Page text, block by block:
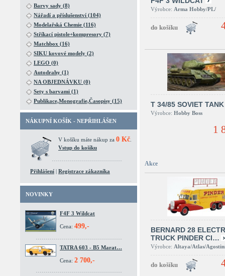
Barvy sady (8)
Nářadí a příslušenství (104)
Modelařská Chemie (116)
Stříkací pistole+kompresory (7)
Matchbox (16)
SIKU kovové modely (2)
LEGO (0)
Autodrahy (1)
NA OBJEDNÁVKU (0)
Sety s barvami (1)
Publikace,Monografie,Časopisy (15)
NÁKUPNÍ KOŠÍK - NEPŘIHLÁŠEN
V košíku máte nákup za 0 Kč
Vstup do košíku
Přihlášení | Registrace zákazníka
NOVINKY
F4F 3 Wildcat
Cena: 499,-
TATRA 603 - B5 Marat…
Cena: 2 700,-
Výrobce: Arma Hobby/PL/
T 34/85 SOVIET TANK
Výrobce: Hobby Boss
1
Akce
BERNARD 28
TRUCK PINDER CI…
Výrobce: Altaya/Atlas/